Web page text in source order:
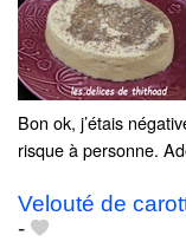
Bon ok, j’étais
risque à personne.
Velouté de
-